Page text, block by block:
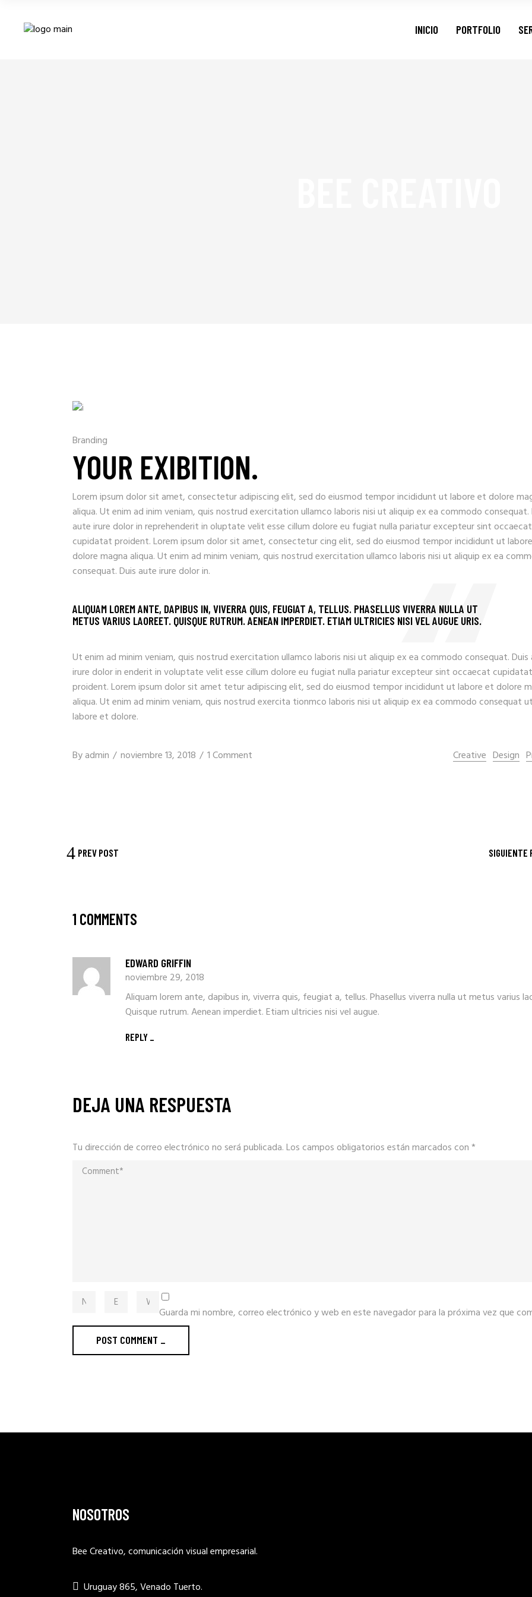
INICIO PORTFOLIO
Branding
YOUR EXIBITION.
Lorem ipsum dolor sit amet, consectetur adipiscing elit, sed do eiusmod tempor incididunt ut labore et dolore
aliqua. Ut enim ad inim veniam, quis nostrud exercitation ullamco laboris nisi ut aliquip ex ea commodo consequat.
aute irure dolor in reprehenderit in oluptate velit esse cillum dolore eu fugiat nulla pariatur excepteur sint occaecat
cupidatat proident. Lorem ipsum dolor sit amet, consectetur cing elit, sed do eiusmod tempor incididunt ut
dolore magna aliqua. Ut enim ad minim veniam, quis nostrud exercitation ullamco laboris nisi ut aliquip ex ea
consequat. Duis aute irure dolor in.
ALIQUAM LOREM ANTE, DAPIBUS IN, VIVERRA QUIS, FEUGIAT A, TELLUS. PHASELLUS VIVERRA NULLA UT
METUS VARIUS LAOREET. QUISQUE RUTRUM. AENEAN IMPERDIET. ETIAM ULTRICIES NISI VEL AUGUE URIS.
Ut enim ad minim veniam, quis nostrud exercitation ullamco laboris nisi ut aliquip ex ea commodo consequat. Duis
irure dolor in enderit in voluptate velit esse cillum dolore eu fugiat nulla pariatur excepteur sint occaecat
proident. Lorem ipsum dolor sit amet tetur adipiscing elit, sed do eiusmod tempor incididunt ut labore et dolore
aliqua. Ut enim ad minim veniam, quis nostrud exercita tionmco laboris nisi ut aliquip ex ea commodo consequat ut
labore et dolore.
Byadmin noviembre 13, 2018 1 Comment Creative Design
PREV POST SIGUIENTE
1 COMMENTS
EDWARD GRIFFIN
noviembre 29, 2018
Aliquam lorem ante, dapibus in, viverra quis, feugiat a, tellus. Phasellus viverra nulla ut metus varius
Quisque rutrum. Aenean imperdiet. Etiam ultricies nisi vel augue.
REPLY
DEJA UNA RESPUESTA
Tu dirección de correo electrónico no será publicada.Los campos obligatorios están marcados con*
Guarda mi nombre, correo electrónico y web en este navegador para la próxima vez que
POST COMMENT _
NOSOTROS
Bee Creativo, comunicación visual empresarial.
Uruguay 865, Venado Tuerto.